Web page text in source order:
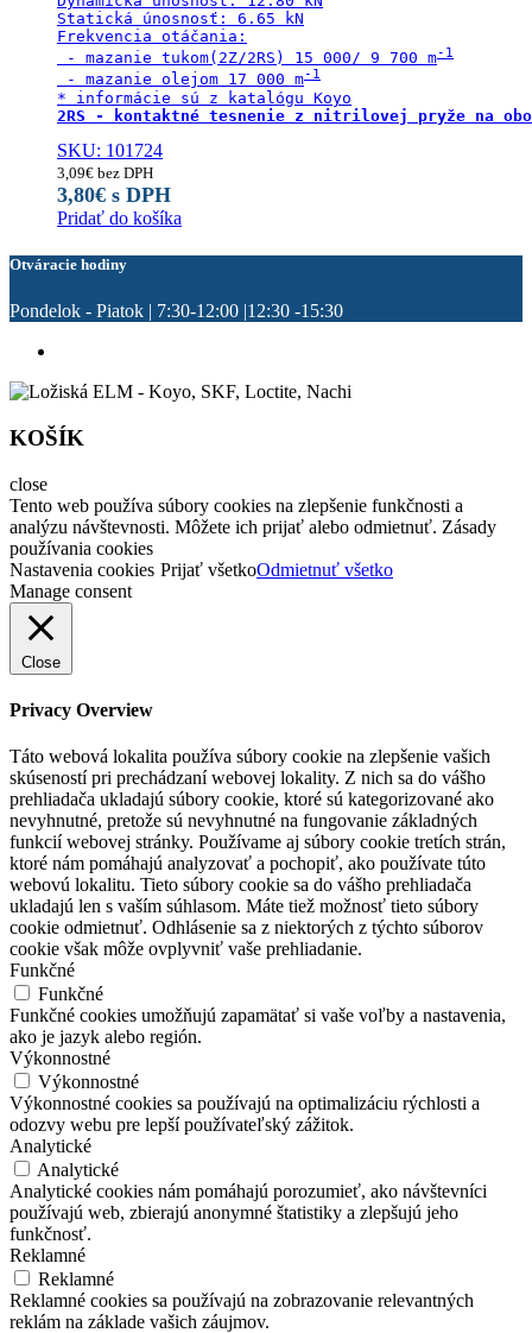
Statická únosnosť: 6.65 kN
Frekvencia otáčania:
- mazanie tukom(2Z/2RS) 15 000/ 9 700 m
- mazanie olejom 17 000 m
2RS - kontaktné tesnenie z nitrilovej pryže na
SKU: 101724
3,09€ bez DPH
3,80€ s DPH
Pridať do košíka
Otváracie hodiny
Pondelok - Piatok | 7:30-12:00 |12:30 -15:30
KOŠÍK
close
Tento web používa súbory cookies na zlepšenie funkčnosti a
analýzu návštevnosti. Môžete ich prijať alebo odmietnuť. Zásady
používania cookies
Nastavenia cookies Prijať všetkoOdmietnuť všetko
Manage consent
Close
Privacy Overview
Táto webová lokalita používa súbory cookie na zlepšenie vašich
skúseností pri prechádzaní webovej lokality. Z nich sa do vášho
prehliadača ukladajú súbory cookie, ktoré sú kategorizované ako
nevyhnutné, pretože sú nevyhnutné na fungovanie základných
funkcií webovej stránky. Používame aj súbory cookie tretích strán,
ktoré nám pomáhajú analyzovať a pochopiť, ako používate túto
webovú lokalitu. Tieto súbory cookie sa do vášho prehliadača
ukladajú len s vaším súhlasom. Máte tiež možnosť tieto súbory
cookie odmietnuť. Odhlásenie sa z niektorých z týchto súborov
cookie však môže ovplyvniť vaše prehliadanie.
Funkčné
Funkčné
Funkčné cookies umožňujú zapamätať si vaše voľby a nastavenia,
ako je jazyk alebo región.
Výkonnostné
Výkonnostné
Výkonnostné cookies sa používajú na optimalizáciu rýchlosti a
odozvy webu pre lepší používateľský zážitok.
Analytické
Analytické
Analytické cookies nám pomáhajú porozumieť, ako návštevníci
používajú web, zbierajú anonymné štatistiky a zlepšujú jeho
funkčnosť.
Reklamné
Reklamné
Reklamné cookies sa používajú na zobrazovanie relevantných
reklám na základe vašich záujmov.